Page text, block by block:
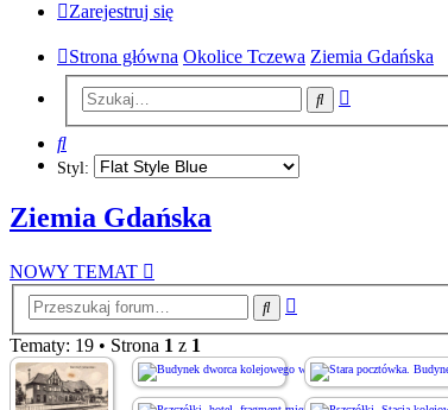
Zarejestruj się
Strona główna Okolice Tczewa Ziemia Gdańska
Szukaj
Szukaj
Styl:
Ziemia Gdańska
NOWY TEMAT
Szukaj
Tematy: 19 • Strona 1 z 1